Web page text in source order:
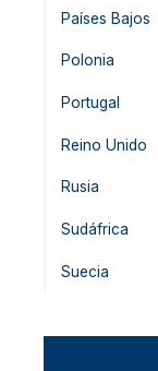
Países Bajos
Polonia
Portugal
Reino Unido
Rusia
Sudáfrica
Suecia